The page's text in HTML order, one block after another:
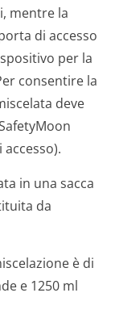
mentre la
di accesso
per la
consentire la
deve
in una sacca
da
è di
e 1250 ml